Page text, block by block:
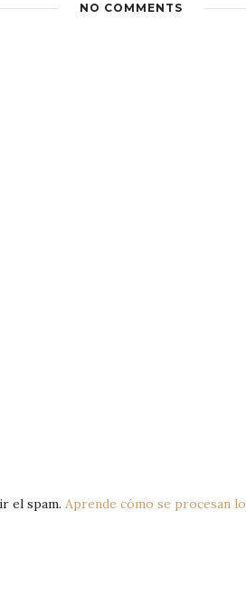
NO COMMENTS
el spam. Aprende cómo se procesan